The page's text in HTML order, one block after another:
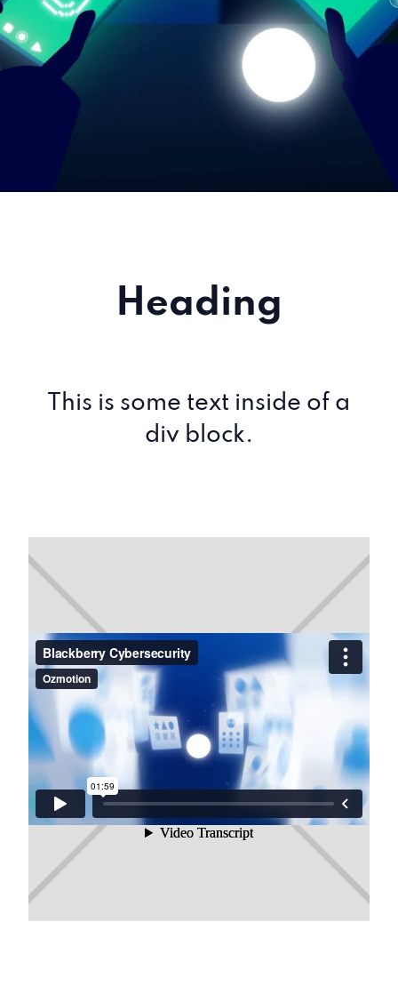
Heading
This is some text inside of a
div block.